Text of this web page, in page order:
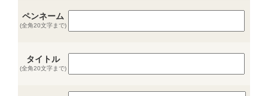
ペンネーム
(全角20文字まで)
タイトル
(全角20文字まで)